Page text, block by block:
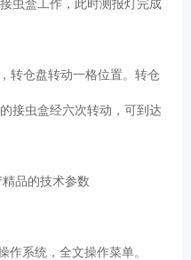
虫盒工作，此时测报灯完成
转仓盘转动一格位置。转仓
接虫盒经六次转动，可到达
品的技术参数
系统，全文操作菜单。